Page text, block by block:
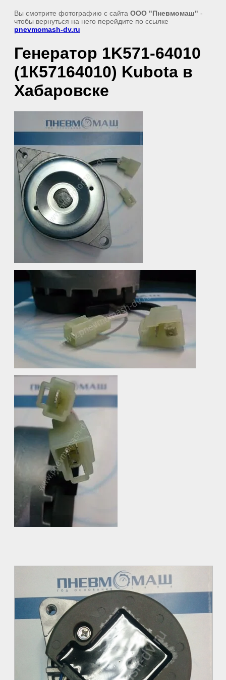
Вы смотрите фотографию с сайта ООО "Пневмомаш" -
чтобы вернуться на него перейдите по ссылке
pnevmomash-dv.ru
Генератор 1K571-64010
(1К57164010) Kubota в
Хабаровске